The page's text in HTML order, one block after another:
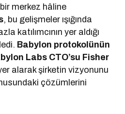
merkez hâline
, bu gelişmeler ışığında
katılımcının yer aldığı
Babylon protokolünün
Labs CTO’su Fisher
alarak şirketin vizyonunu
çözümlerini